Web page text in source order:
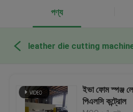
পণ্য
leather die cutting machine
ইভা ফোম স্পঞ্জ
পিএলসি কন্ট্রোল